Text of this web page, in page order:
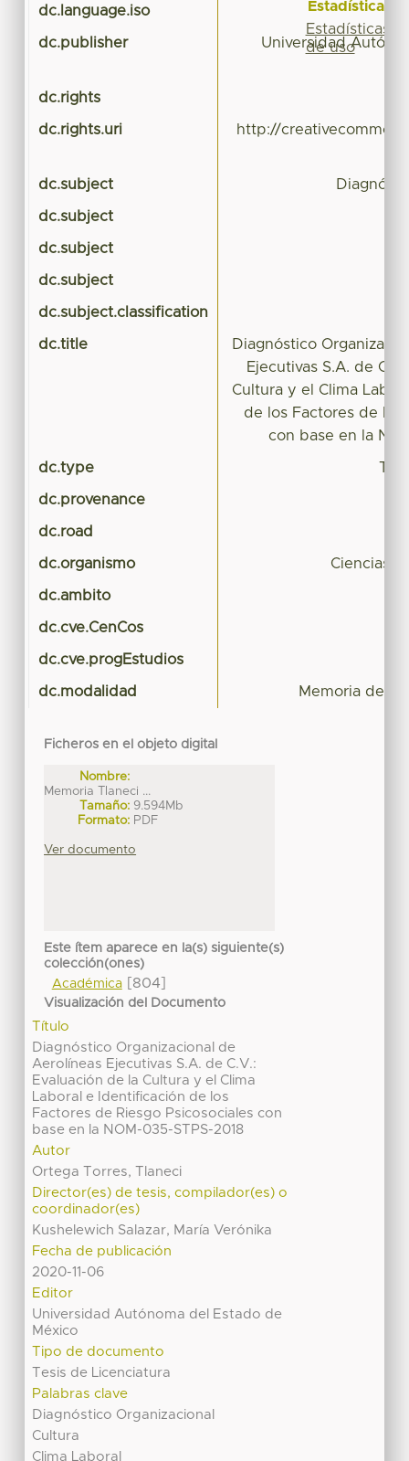
dc.language.iso
dc.publisher Universidad
dc.rights
dc.rights.uri http://
dc.subject
dc.subject
dc.subject
dc.subject
dc.subject.classification
dc.title
Diagnóstico
Ejecutivas S.A. de
Cultura y el Clima
de los Factores de
con base en la
dc.type
dc.provenance
dc.road
dc.organismo Ciencias
dc.ambito
dc.cve.CenCos
dc.cve.progEstudios
dc.modalidad Memoria de
Ficheros en el objeto digital
Nombre:
Memoria Tlaneci ...
Tamaño: 9.594Mb
Formato: PDF
Ver documento
Este ítem aparece en la(s) siguiente(s)
colección(ones)
Académica[804]
Visualización del Documento
Título
Diagnóstico Organizacional de
Aerolíneas Ejecutivas S.A. de C.V.:
Evaluación de la Cultura y el Clima
Laboral e Identificación de los
Factores de Riesgo Psicosociales con
base en la NOM-035-STPS-2018
Autor
Ortega Torres, Tlaneci
Director(es) de tesis, compilador(es) o
coordinador(es)
Kushelewich Salazar, María Verónika
Fecha de publicación
2020-11-06
Editor
Universidad Autónoma del Estado de
México
Tipo de documento
Tesis de Licenciatura
Palabras clave
Diagnóstico Organizacional
Cultura
Clima Laboral
Estadísticas
Estadísticas
de uso